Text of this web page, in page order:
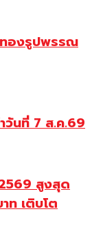
ทองรูปพรรณ
วันที่ 7 ส.ค.69
สูงสุด
ท เติบโต